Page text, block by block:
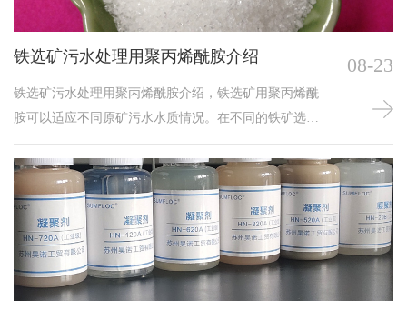
铁选矿污水处理用聚丙烯酰胺介绍
铁选矿污水处理用聚丙烯酰胺介绍，铁选矿用聚丙烯酰
胺可以适应不同原矿污水水质情况。在不同的铁矿选尾
矿污水的处理中具有明显效果经济优势，解决了铁粉精
选不干净，精矿中含有大量的脉石，导致精矿品位达不
到要求的缺陷,絮凝剂可以提精精矿达到要求，减少尾矿
的跑尾和工艺过程耗药量大的缺点，从而降低了企业对
产品的大量需求与费用，选矿厂尾矿废水处理聚丙烯酰
胺PAM是高分子聚合物。它可以有效地使尾矿水澄清，
使尾矿水中的细小颗粒迅速结团沉降，提高了沉降池的
08-23